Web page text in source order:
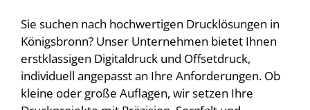
Sie suchen nach hochwertigen Drucklösungen in
Königsbronn? Unser Unternehmen bietet Ihnen
erstklassigen Digitaldruck und Offsetdruck,
individuell angepasst an Ihre Anforderungen. Ob
kleine oder große Auflagen, wir setzen Ihre